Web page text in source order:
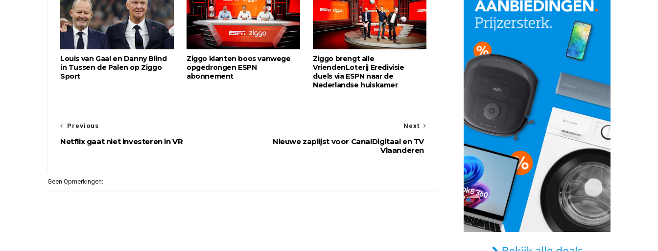
Louis van Gaal en Danny Blind
in Tussen de Palen op Ziggo
Sport
Ziggo klanten boos vanwege
opgedrongen ESPN
abonnement
Ziggo brengt alle
VriendenLoterij Eredivisie
duels via ESPN naar de
Nederlandse huiskamer
Next
Nieuwe zaplijst voor CanalDigitaal en TV
Vlaanderen
Previous
Netflix gaat niet investeren in VR
Geen Opmerkingen: